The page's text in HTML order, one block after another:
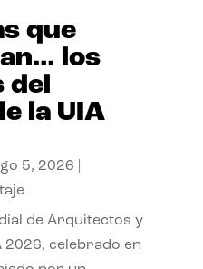
que
los
del
la UIA
5, 2026
de Arquitectos y
2026, celebrado en